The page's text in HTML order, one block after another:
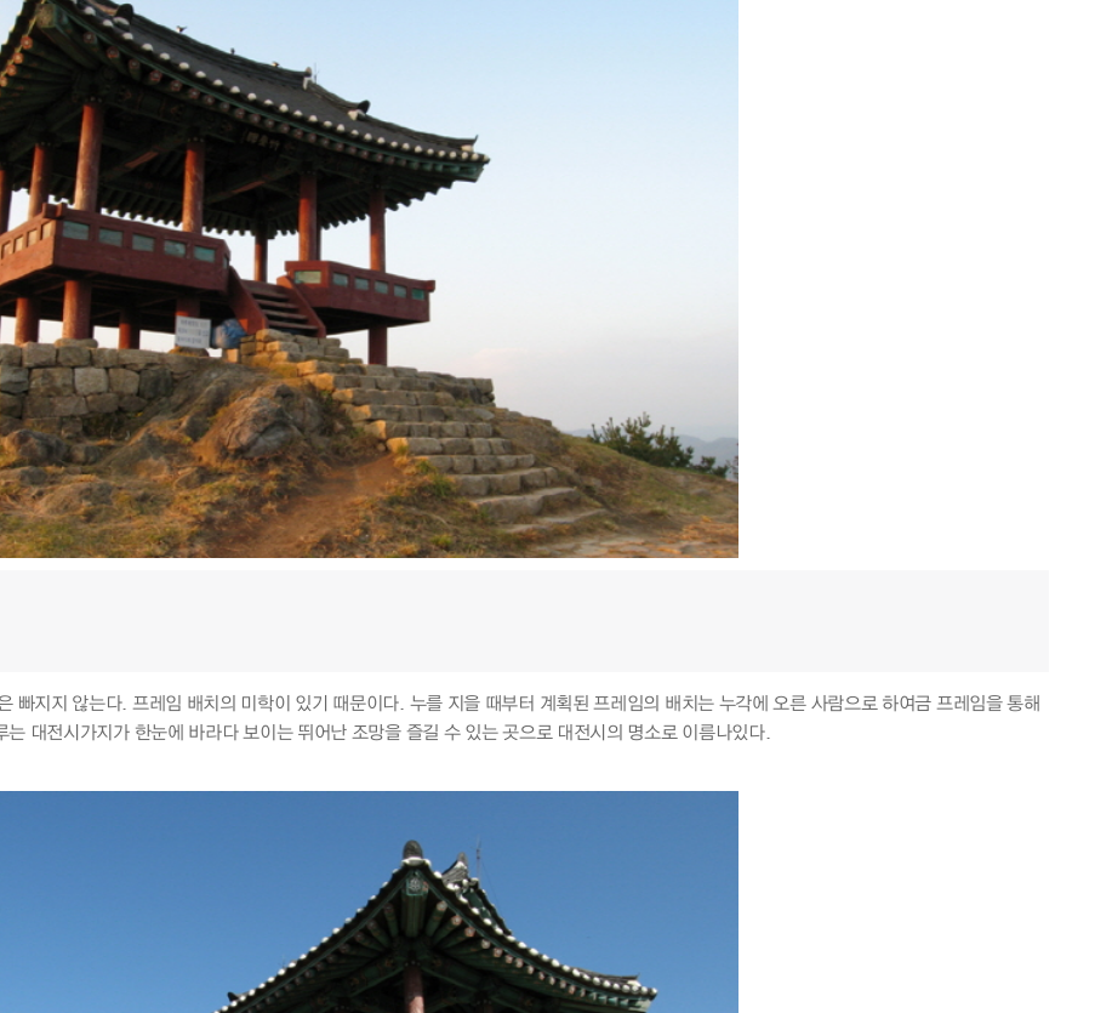
빠지지 않는다. 프레임 배치의 미학이 있기 때문이다. 누를 지을 때부터 계획된 프레임의 배치는 누각에 오른 사람으로 하여금 프레임을 통해
대전시가지가 한눈에 바라다 보이는 뛰어난 조망을 즐길 수 있는 곳으로 대전시의 명소로 이름나있다.